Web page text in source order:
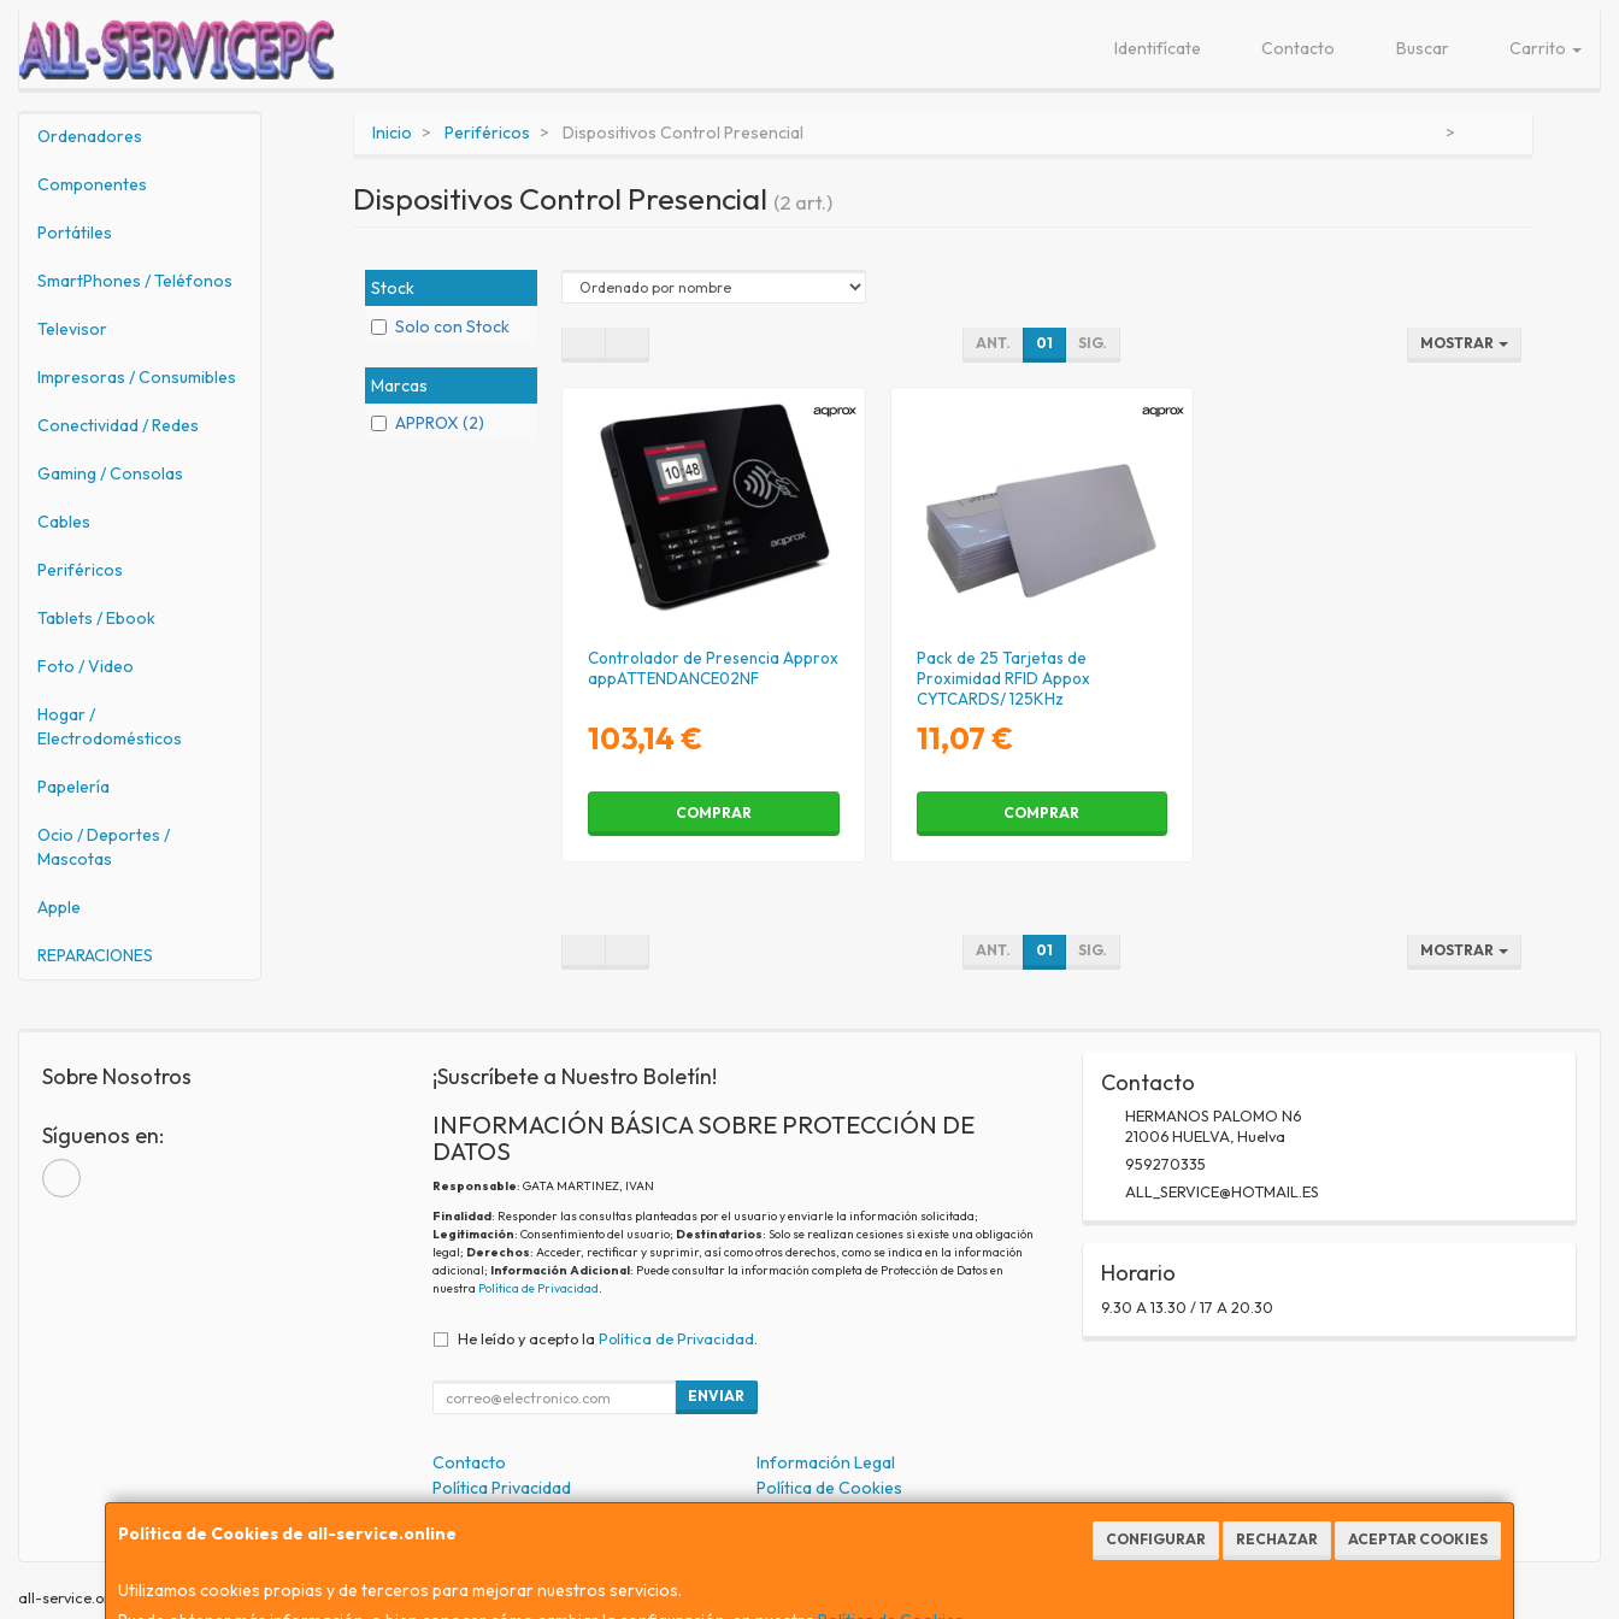
Identifícate Contacto Buscar Carrito
Ordenadores
Componentes
Portátiles
SmartPhones / Teléfonos
Televisor
Impresoras / Consumibles
Conectividad / Redes
Gaming / Consolas
Cables
Periféricos
Tablets / Ebook
Foto / Video
Hogar /
Electrodomésticos
Papelería
Ocio / Deportes /
Mascotas
Apple
REPARACIONES
Inicio Periféricos Dispositivos Control Presencial
Dispositivos Control Presencial (2 art.)
Stock
Solo con Stock
Marcas
APPROX (2)
ANT. 01 SIG. MOSTRAR
Controlador de Presencia Approx
appATTENDANCE02NF
103,14 €
COMPRAR
Pack de 25 Tarjetas de
Proximidad RFID Appox
CYTCARDS/ 125KHz
11,07 €
COMPRAR
ANT. 01 SIG. MOSTRAR
Política de Cookies de all-service.online CONFIGURAR RECHAZAR ACEPTAR COOKIES
Utilizamos cookies propias y de terceros para mejorar nuestros servicios.
Sobre Nosotros
Síguenos en:
¡Suscríbete a Nuestro Boletín!
INFORMACIÓN BÁSICA SOBRE PROTECCIÓN DE
DATOS
Responsable: GATA MARTINEZ, IVAN
Finalidad: Responder las consultas planteadas por el usuario y enviarle la información solicitada;
Legitimación: Consentimiento del usuario; Destinatarios: Solo se realizan cesiones si existe una obligación
legal; Derechos: Acceder, rectificar y suprimir, así como otros derechos, como se indica en la información
adicional; Información Adicional: Puede consultar la información completa de Protección de Datos en
nuestra Política de Privacidad.
He leído y acepto la Política de Privacidad
ENVIAR
Contacto
Información Legal
Política Privacidad
Política de Cookies
Contacto
HERMANOS PALOMO N6
21006 HUELVA Huelva
959270335
ALL_SERVICE@HOTMAIL.ES
Horario
9.30 A 13.30 / 17 A 20.30
all-service.online © 2026